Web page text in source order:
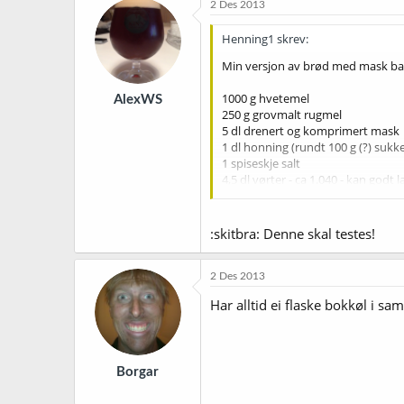
j
o
e
:
AlexWS
2 Des 2013
Henning1 skrev:
Min versjon av brød med mask
1000 g hvetemel
250 g grovmalt rugmel
5 dl drenert og komprimert mask
1 dl honning (rundt 100 g (?)
1 spiseskje salt
4,5 dl vørter - ca 1.040 - kan
Hvetemel, rugmel, salt og
Rør inn honning i vørteren, varm
Bland inn væsken i det tørre, elt
Strø over litt mel og sett deigen
Sett til heving igjen ca 40
:skitbra: Denne skal testes!
Borgar
2 Des 2013
Har alltid ei flaske bokkøl i